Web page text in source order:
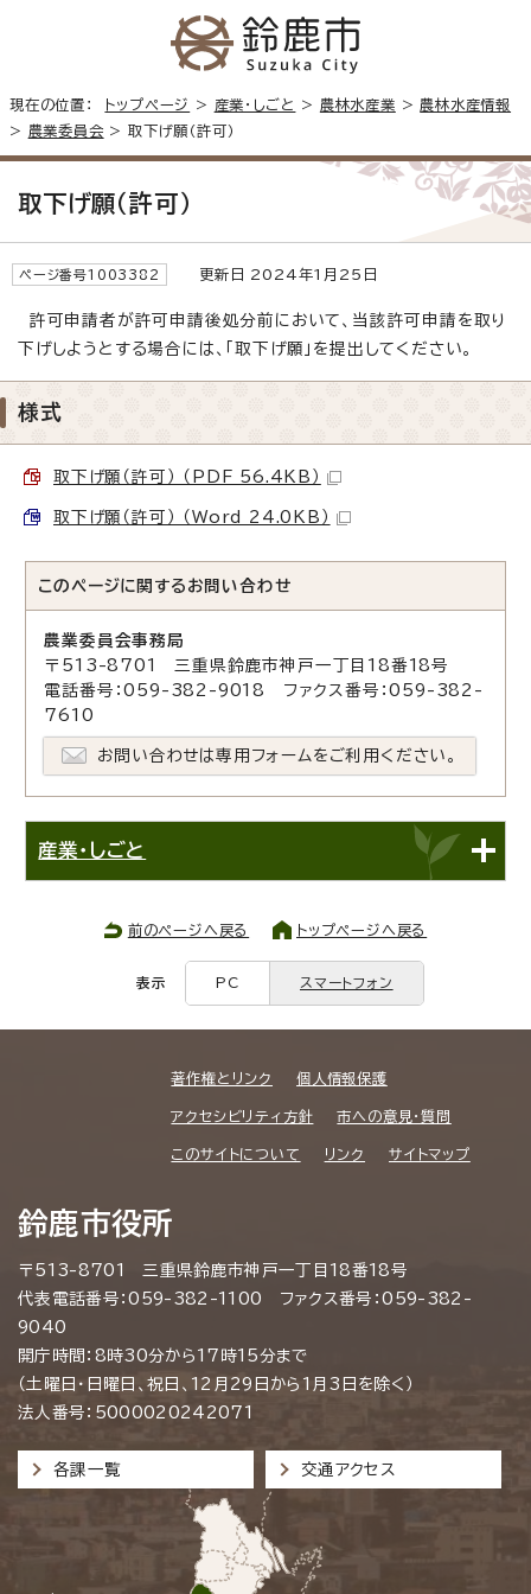
現在の位置： トップページ > 産業・しごと > 農林水産業 > 農林水産情報
>
農業委員会 > 取下げ願（許可）
取下げ願（許可）
ページ番号1003382 更新日 2024年1月25日
許可申請者が許可申請後処分前において、当該許可申請を取り
下げしようとする場合には、「取下げ願」を提出してください。
様式
取下げ願（許可） （PDF 56.4KB）
取下げ願（許可） （Word 24.0KB）
このページに関する お問い合わせ
農業委員会事務局
〒513-8701 三重県鈴鹿市神戸一丁目18番18号
電話番号：059-382-9018 ファクス番号：059-382-
7610
お問い合わせは専用フォームをご利用ください。
産業・しごと
前のページへ戻る トップページへ戻る
表示 PC スマートフォン
著作権とリンク 個人情報保護
アクセシビリティ方針 市への意見・質問
このサイトについて リンク サイトマップ
鈴鹿市役所
〒513-8701 三重県鈴鹿市神戸一丁目18番18号
代表電話番号：059-382-1100 ファクス番号：059-382-
9040
開庁時間：8時30分から17時15分まで
（土曜日・日曜日、祝日、12月29日から1月3日を除く）
法人番号：5000020242071
各課一覧 交通アクセス